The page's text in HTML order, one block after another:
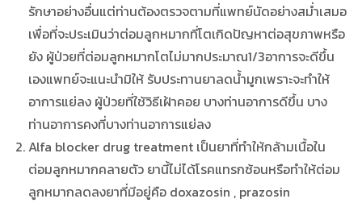
รักษาอย่างอื่นแต่ท่านต้องตรวจตามที่แพทย์นัดอย่างสม่ำเสมอ
เพื่อที่จะประเมินว่าต่อมลูกหมากที่โตเกิดปัญหาต่อสุขภาพหรือ
ยัง ผู้ป่วยที่ต่อมลูกหมากโตไม่มากประมาณ1/3อาการจะดีขึ้น
เองแพทย์จะแนะนำมิให้ รับประทานยาลดน้ำมูกเพราะจะทำให้
อาการแย่ลง ผู้ป่วยที่ใช้วิธีเฝ้าคอย บางท่านอาการดีขึ้น บาง
ท่านอาการคงที่บางท่านอาการแย่ลง
Alfa blocker drug treatment เป็นยาที่ทำให้กล้ามเนื้อใน
ต่อมลูกหมากคลายตัว ยานี้ไม่ได้โรคแทรกซ้อนหรือทำให้ต่อม
ลูกหมากลดลงยาที่มีอยู่คือ doxazosin , prazosin